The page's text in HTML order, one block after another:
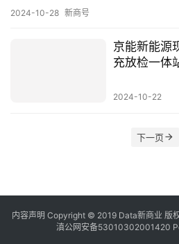
2024-10-28 新商号
京能新能源
充放检一体
2024-10-22
下一页
内容声明 Copyright © 2019 Data新商业 版
滇公网安备53010302001420